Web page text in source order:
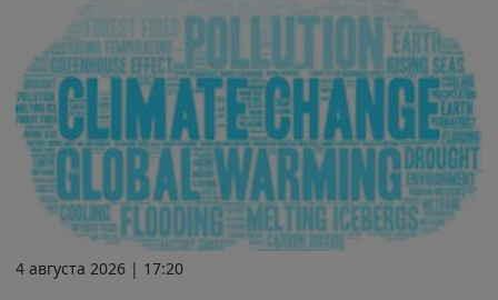
4 августа 2026 | 17:20